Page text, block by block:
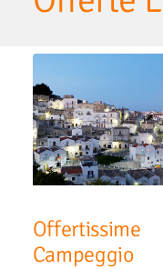
Offertissime
Campeggio